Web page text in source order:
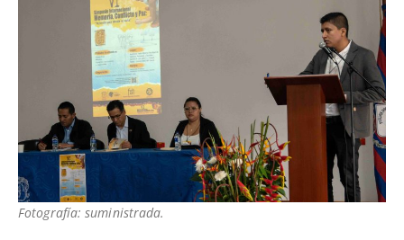
Fotografía: suministrada.